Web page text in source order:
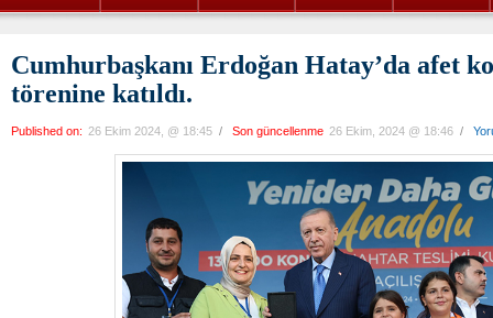
Cumhurbaşkanı Erdoğan Hatay’da afet
törenine katıldı.
Published on: 26 Ekim 2024, @ 18:45 / Son güncellenme 26 Ekim, 2024 @ 18:46 /